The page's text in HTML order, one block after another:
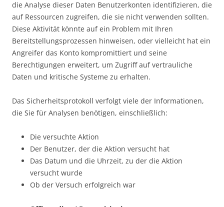
die Analyse dieser Daten Benutzerkonten identifizieren, die
auf Ressourcen zugreifen, die sie nicht verwenden sollten.
Diese Aktivität könnte auf ein Problem mit Ihren
Bereitstellungsprozessen hinweisen, oder vielleicht hat ein
Angreifer das Konto kompromittiert und seine
Berechtigungen erweitert, um Zugriff auf vertrauliche
Daten und kritische Systeme zu erhalten.
Das Sicherheitsprotokoll verfolgt viele der Informationen,
die Sie für Analysen benötigen, einschließlich:
Die versuchte Aktion
Der Benutzer, der die Aktion versucht hat
Das Datum und die Uhrzeit, zu der die Aktion
versucht wurde
Ob der Versuch erfolgreich war